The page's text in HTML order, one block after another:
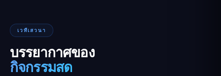
เวทีเสวนา
บรรยากาศของ
กิจกรรมสด